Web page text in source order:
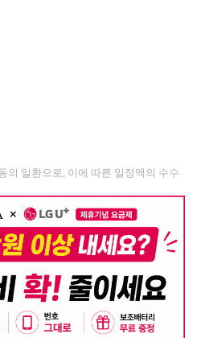
의 일환으로, 이에 따른 일정액의 수수